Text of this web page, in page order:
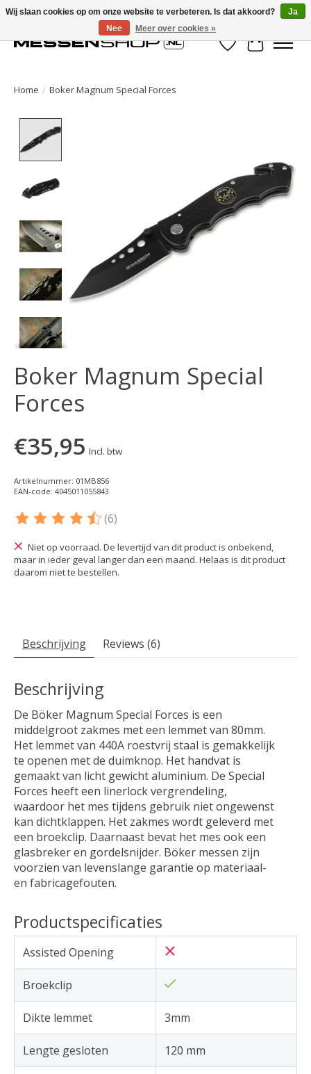
Verlanglijst
Home / Boker Magnum Special Forces
Boker Magnum Special
Forces
€35,95 Incl. btw
Artikelnummer: 01MB856
EAN-code: 4045011055843
De beoordeling van dit product is
(6)
Niet op voorraad. De levertijd van dit product is onbekend,
maar in ieder geval langer dan een maand. Helaas is dit product
daarom niet te bestellen.
Beschrijving Reviews (6)
Beschrijving
De Böker Magnum Special Forces is een
middelgroot zakmes met een lemmet van 80mm.
Het lemmet van 440A roestvrij staal is gemakkelijk
te openen met de duimknop. Het handvat is
gemaakt van licht gewicht aluminium. De Special
Forces heeft een linerlock vergrendeling,
waardoor het mes tijdens gebruik niet ongewenst
kan dichtklappen. Het zakmes wordt geleverd met
een broekclip. Daarnaast bevat het mes ook een
glasbreker en gordelsnijder. Böker messen zijn
voorzien van levenslange garantie op materiaal-
en fabricagefouten.
Productspecificaties
Assisted Opening
Broekclip
Dikte lemmet 3mm
Lengte gesloten 120 mm
Wij slaan cookies op om onze website te verbeteren. Is dat akkoord?
Ja
Nee
Meer over cookies »